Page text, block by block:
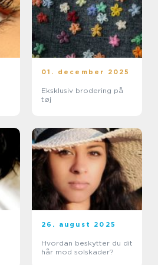
01. december 2025
Eksklusiv brodering på
tøj
26. august 2025
Hvordan beskytter du dit
hår mod solskader?